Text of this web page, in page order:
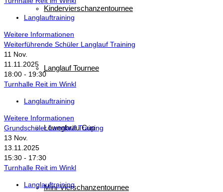
Kindervierschanzentournee
Langlauf Tournee
Löwenbräu Cup
Mini-Vierschanzentournee
Langlauftraining
Weitere Informationen
Weiterführende Schüler Langlauf Training
11 Nov.
11.11.2025
18:00 - 19:30
Turnhalle Reit im Winkl
Langlauftraining
Weitere Informationen
Grundschüler Langlauf Training
13 Nov.
13.11.2025
15:30 - 17:30
Turnhalle Reit im Winkl
Langlauftraining